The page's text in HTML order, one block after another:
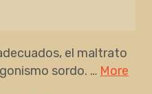
el maltrato
sordo. … More